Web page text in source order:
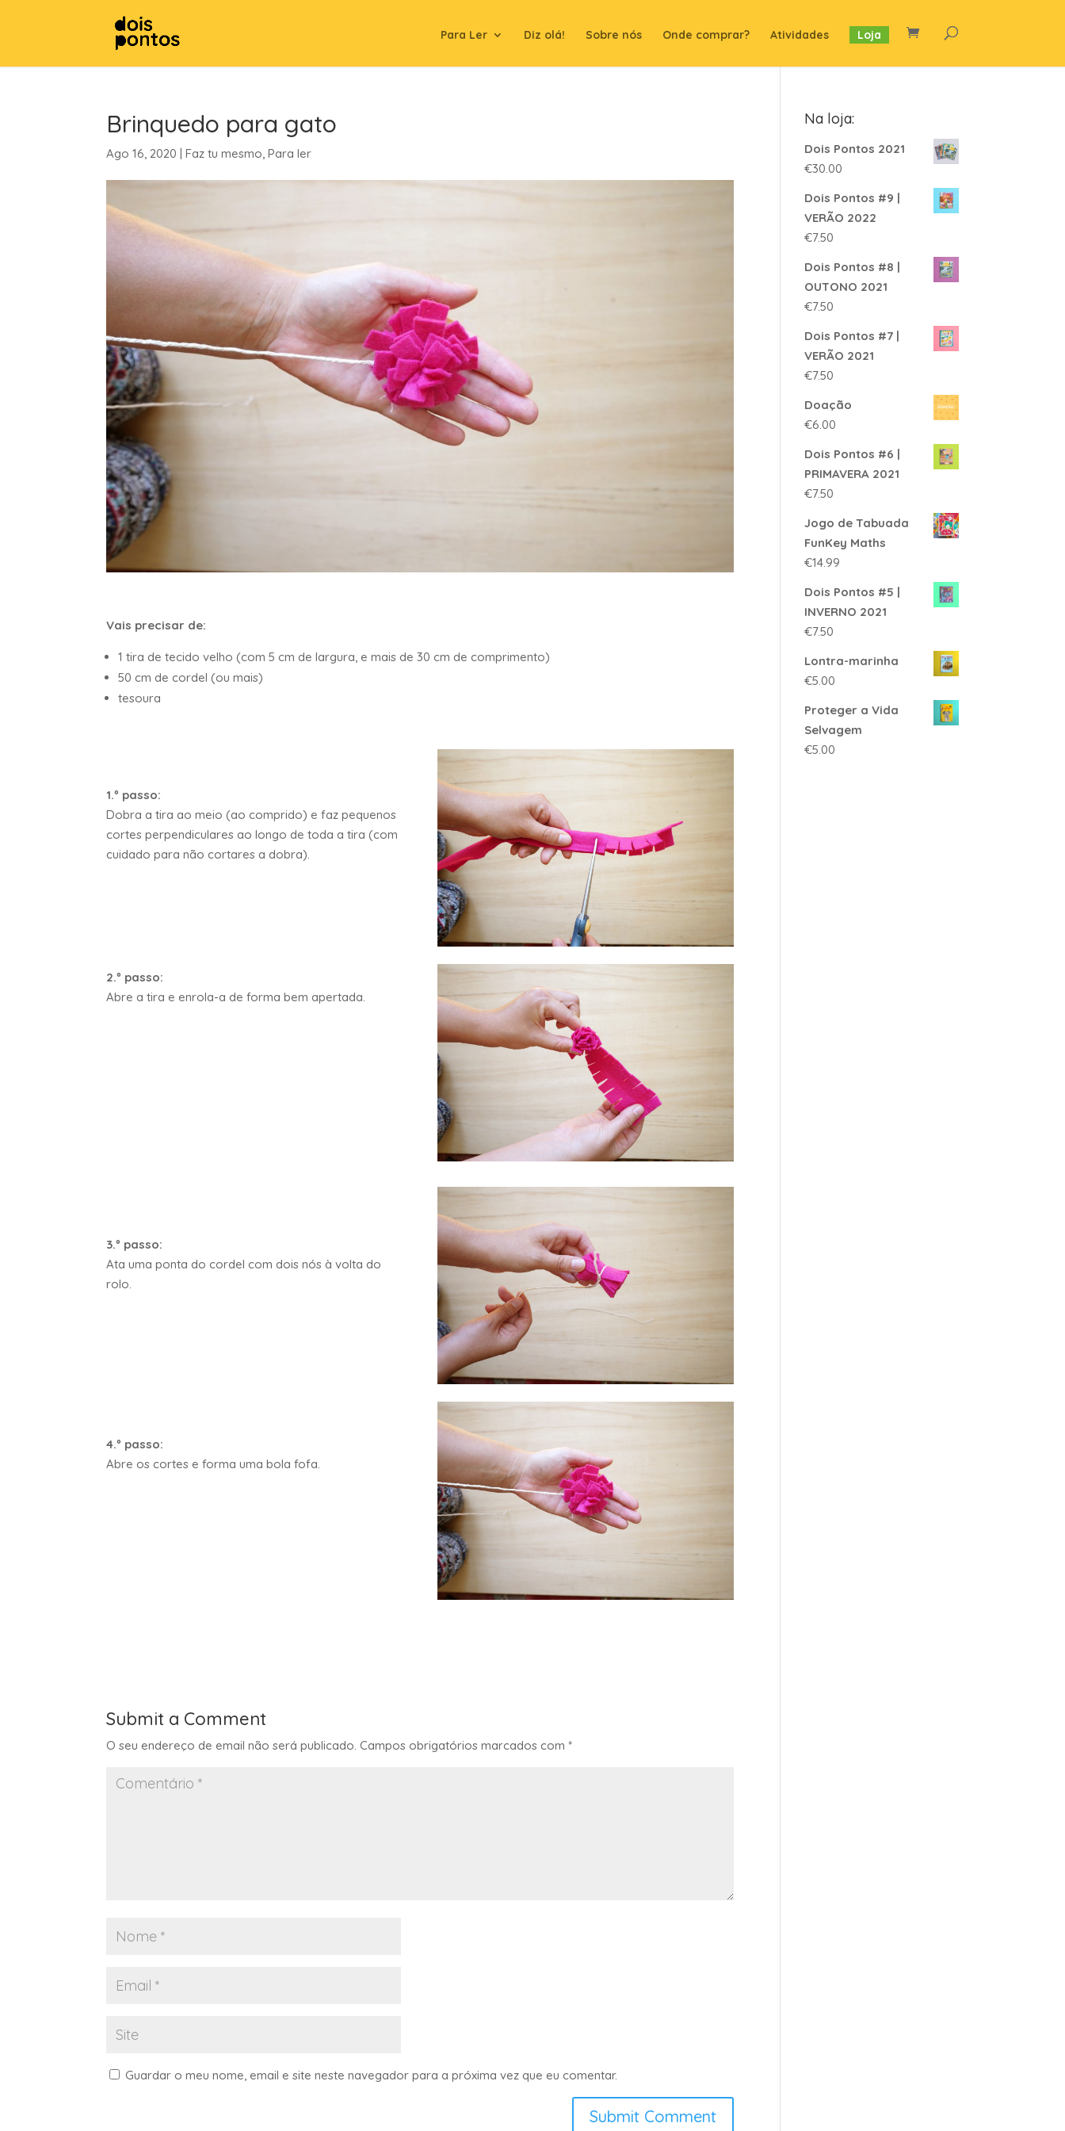
Para Ler Diz olá! Sobre nós Onde comprar? Atividades Loja
Brinquedo para gato
Ago 16, 2020 |Faz tu mesmo,Para ler
Vais precisar de:
1 tira de tecido velho (com 5 cm de largura, e mais de 30 cm de comprimento)
50 cm de cordel (ou mais)
tesoura
1.º passo:
Dobra a tira ao meio (ao comprido) e faz pequenos
cortes perpendiculares ao longo de toda a tira (com
cuidado para não cortares a dobra).
2.º passo:
Abre a tira e enrola-a de forma bem apertada.
3.º passo:
Ata uma ponta do cordel com dois nós à volta do
rolo.
4.º passo:
Abre os cortes e forma uma bola fofa.
Submit a Comment
O seu endereço de email não será publicado. Campos obrigatórios marcados com*
Guardar o meu nome, email e site neste navegador para a próxima vez que eu comentar.
Na loja:
Dois Pontos 2021
€30.00
Dois Pontos #9 |
VERÃO 2022
€7.50
Dois Pontos #8 |
OUTONO 2021
€7.50
Dois Pontos #7 |
VERÃO 2021
€7.50
Doação
€6.00
Dois Pontos #6 |
PRIMAVERA 2021
€7.50
Jogo de Tabuada
FunKey Maths
€14.99
Dois Pontos #5 |
INVERNO 2021
€7.50
Lontra-marinha
€5.00
Proteger a Vida
Selvagem
€5.00